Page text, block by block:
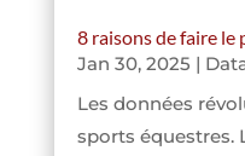
8 raisons de faire le
Jan 30, 2025 |
Les données
sports équestres.